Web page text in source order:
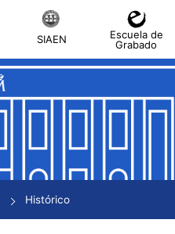
SIAEN
Escuela de
Grabado
Histórico